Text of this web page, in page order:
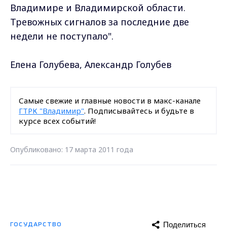
Владимире и Владимирской области.
Тревожных сигналов за последние две
недели не поступало".
Елена Голубева, Александр Голубев
Самые свежие и главные новости в макс-канале
ГТРК "Владимир". Подписывайтесь и будьте в
курсе всех событий!
Опубликовано: 17 марта 2011 года
ГОСУДАРСТВО Поделиться